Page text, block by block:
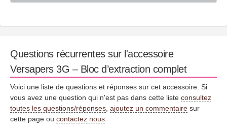
Questions récurrentes sur l'accessoire
Versapers 3G – Bloc d’extraction complet
Voici une liste de questions et réponses sur cet accessoire. Si
vous avez une question qui n'est pas dans cette liste consultez
toutes les questions/réponses, ajoutez un commentaire sur
cette page ou contactez nous.